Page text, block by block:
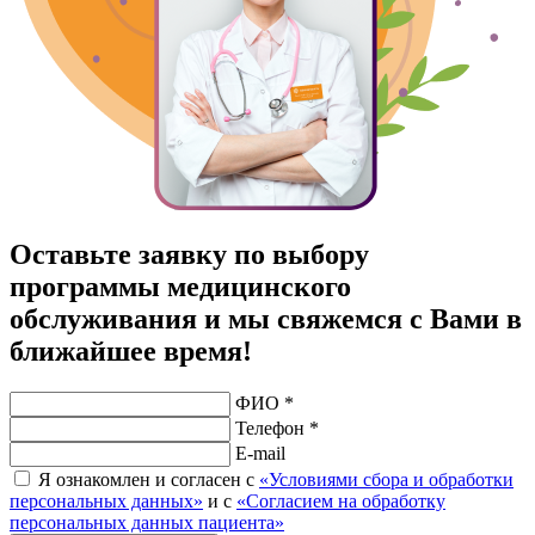
Оставьте заявку по выбору
программы медицинского
обслуживания и мы свяжемся с Вами в
ближайшее время!
ФИО *
Телефон *
E-mail
Я ознакомлен и согласен с «Условиями сбора и обработки
персональных данных» и с «Согласием на обработку
персональных данных пациента»